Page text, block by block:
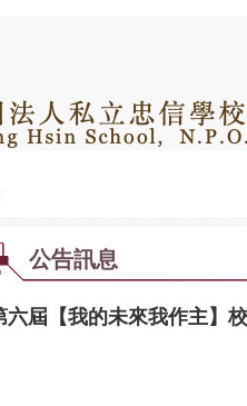
公告訊息
六屆【我的未來我作主】